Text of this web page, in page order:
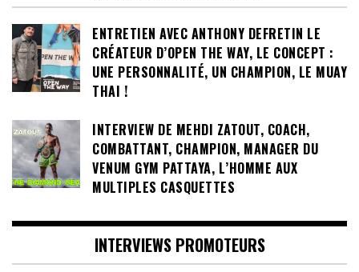
ENTRETIEN AVEC ANTHONY DEFRETIN LE
CRÉATEUR D’OPEN THE WAY, LE CONCEPT :
UNE PERSONNALITÉ, UN CHAMPION, LE MUAY
THAI !
INTERVIEW DE MEHDI ZATOUT, COACH,
COMBATTANT, CHAMPION, MANAGER DU
VENUM GYM PATTAYA, L’HOMME AUX
MULTIPLES CASQUETTES
INTERVIEWS PROMOTEURS